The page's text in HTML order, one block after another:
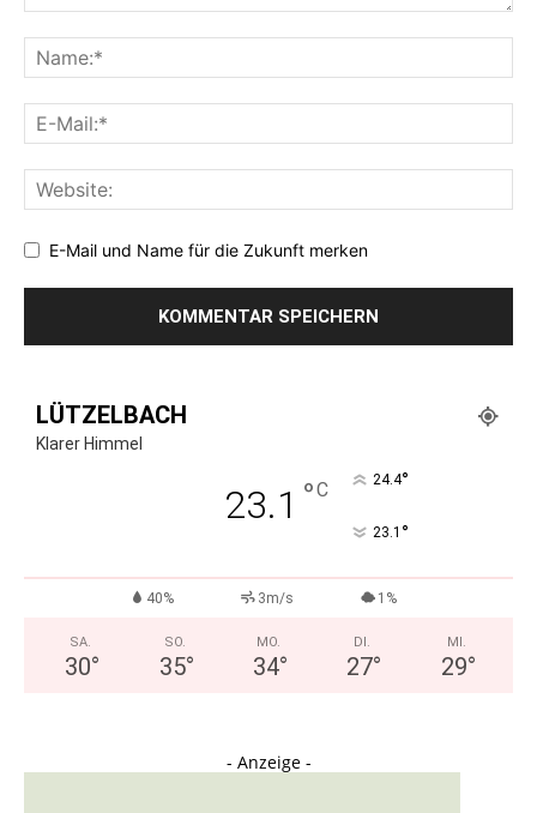
E-Mail und Name für die Zukunft merken
LÜTZELBACH
Klarer Himmel
23.1 °C 24.4°
23.1 °
40% 3m/s 1%
SA.
30°
SO.
35°
MO.
34°
DI.
27°
MI.
29°
- Anzeige -